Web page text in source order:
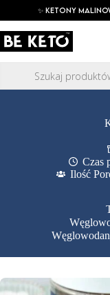
treści
✨ ketony
produktów
Czas
Ilość